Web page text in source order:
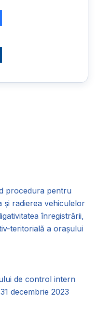
procedura pentru
și radierea vehiculelor
înregistrării,
teritorială a orașului
de control intern
decembrie 2023